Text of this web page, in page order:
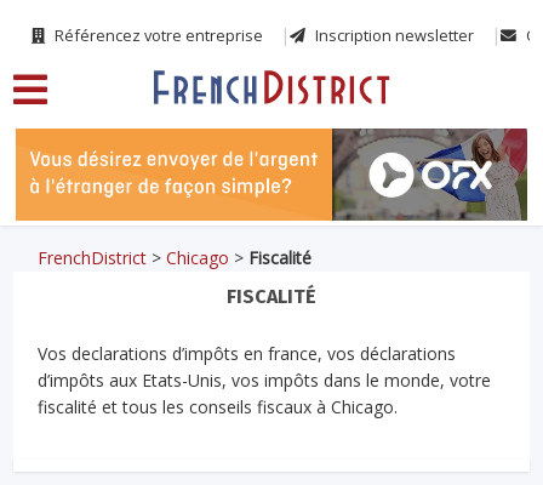
Référencez votre entreprise Inscription newsletter
FrenchDistrict >Chicago > Fiscalité
FISCALITÉ
Vos declarations d’impôts en france, vos déclarations
d’impôts aux Etats-Unis, vos impôts dans le monde, votre
fiscalité et tous les conseils fiscaux à Chicago.